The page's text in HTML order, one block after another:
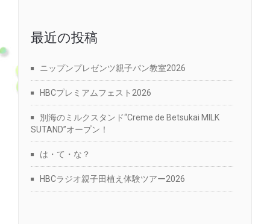
最近の投稿
ニップンプレゼンツ親子パン教室2026
HBCプレミアムフェスト2026
別海のミルクスタンド“Creme de Betsukai MILK
SUTAND”オープン！
は・て・な？
HBCラジオ親子田植え体験ツアー2026